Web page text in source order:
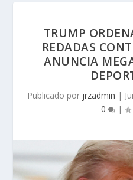
TRUMP
REDADAS
ANUNCIA
Publicado por jrzadmin |
0
|